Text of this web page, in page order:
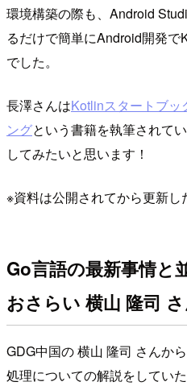
環境構築の際も、Android
るだけで簡単にAndroid開発
でした。
長澤さんはKotlinスタートブッ
ングという書籍を執筆されて
してみたいと思います！
※資料は公開されてから更新し
Go言語の最新事情と
おさらい 横山 隆司
GDG中国の 横山 隆司 さんか
処理についての解説をしていた